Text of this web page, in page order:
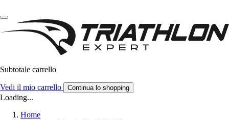
Subtotale carrello
Vedi il mio carrello Continua lo shopping
Loading...
Home